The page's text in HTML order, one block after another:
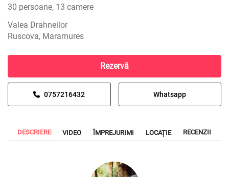
30 persoane, 13 camere
Valea Drahneilor
Ruscova, Maramures
Rezervă
0757216432 Whatsapp
DESCRIERE VIDEO ÎMPREJURIMI LOCAȚIE RECENZII